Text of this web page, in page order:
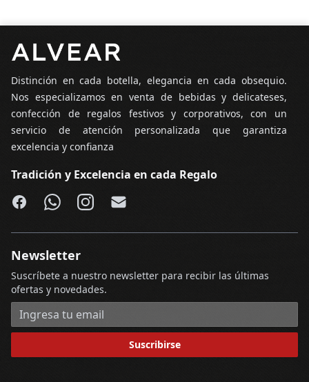
Distinción en cada botella, elegancia en cada obsequio.
Nos especializamos en venta de bebidas y delicateses,
confección de regalos festivos y corporativos, con un
servicio de atención personalizada que garantiza
excelencia y confianza
Tradición y Excelencia en cada Regalo
Facebook
WhatsApp
Instagram
Email
Newsletter
Suscríbete a nuestro newsletter para recibir las últimas
ofertas y novedades.
Dirección de correo electrónico
Suscribirse